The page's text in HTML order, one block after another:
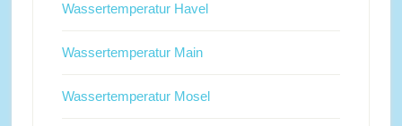
Wassertemperatur Havel
Wassertemperatur Main
Wassertemperatur Mosel